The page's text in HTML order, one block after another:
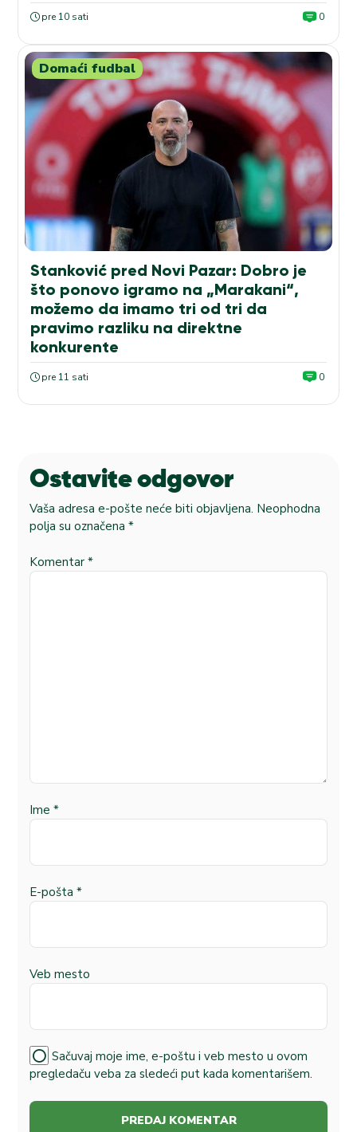
pre 10 sati 0
Domaći fudbal
Stanković pred Novi Pazar: Dobro je
što ponovo igramo na „Marakani“,
možemo da imamo tri od tri da
pravimo razliku na direktne
konkurente
pre 11 sati 0
Ostavite odgovor
Vaša adresa e-pošte neće biti objavljena. Neophodna
polja su označena *
Komentar *
Ime *
E-pošta *
Veb mesto
Sačuvaj moje ime, e-poštu i veb mesto u ovom
pregledaču veba za sledeći put kada komentarišem.